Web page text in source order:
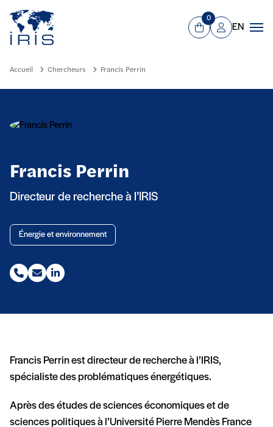
Aller au contenu principal
Panier
0
Mon compte
EN
Accueil Chercheurs Francis Perrin
Francis Perrin
Directeur de recherche à l’IRIS
Énergie et environnement
Téléphone (nouvelle fenêtre)
Email (nouvelle fenêtre)
Linkedin (nouvelle fenêtre)
Francis Perrin est directeur de recherche à l’IRIS,
spécialiste des problématiques énergétiques.
Après des études de sciences économiques et de
sciences politiques à l’Université Pierre Mendès France